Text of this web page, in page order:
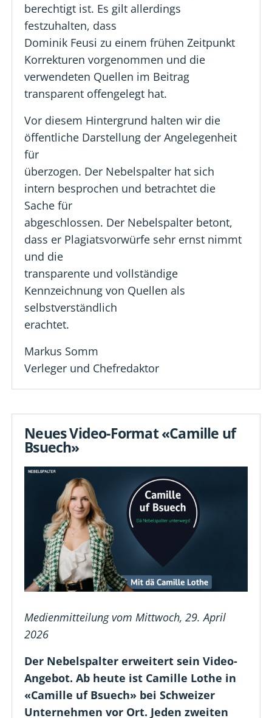
berechtigt ist. Es gilt allerdings
festzuhalten, dass
Dominik Feusi zu einem frühen Zeitpunkt
Korrekturen vorgenommen und die
verwendeten Quellen im Beitrag
transparent offengelegt hat.
Vor diesem Hintergrund halten wir die
öffentliche Darstellung der Angelegenheit
für
überzogen. Der Nebelspalter hat sich
intern besprochen und betrachtet die
Sache für
abgeschlossen. Der Nebelspalter betont,
dass er Plagiatsvorwürfe sehr ernst nimmt
und die
transparente und vollständige
Kennzeichnung von Quellen als
selbstverständlich
erachtet.
Markus Somm
Verleger und Chefredaktor
Neues Video-Format «Camille uf
Bsuech»
Medienmitteilung vom Mittwoch, 29. April
2026
Der Nebelspalter erweitert sein Video-
Angebot. Ab heute ist Camille Lothe in
«Camille uf Bsuech» bei Schweizer
Unternehmen vor Ort. Jeden zweiten